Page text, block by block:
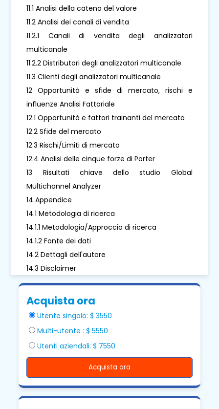
11.1 Analisi della catena del valore
11.2 Analisi dei canali di vendita
11.2.1 Canali di vendita degli analizzatori
multicanale
11.2.2 Distributori degli analizzatori multicanale
11.3 Clienti degli analizzatori multicanale
12 Opportunità e sfide di mercato, rischi e
influenze Analisi Fattoriale
12.1 Opportunità e fattori trainanti del mercato
12.2 Sfide del mercato
12.3 Rischi/Limiti di mercato
12.4 Analisi delle cinque forze di Porter
13 Risultati chiave dello studio Global
Multichannel Analyzer
14 Appendice
14.1 Metodologia di ricerca
14.1.1 Metodologia/Approccio di ricerca
14.1.2 Fonte dei dati
14.2 Dettagli dell'autore
14.3 Disclaimer
Acquista ora
Utente singolo: $ 3550
Multi-utente : $ 5550
Utenti aziendali: $ 7550
Acquista ora